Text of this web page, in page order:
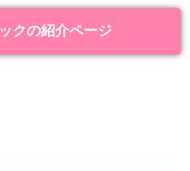
クの紹介ページ